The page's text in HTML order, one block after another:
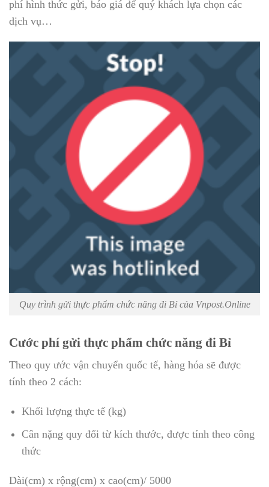
phí hình thức gửi, báo giá để quý khách lựa chọn các
dịch vụ…
Quy trình gửi thực phẩm chức năng đi Bỉ của Vnpost.Online
Cước phí gửi thực phẩm chức năng đi Bỉ
Theo quy ước vận chuyển quốc tế, hàng hóa sẽ được
tính theo 2 cách:
Khối lượng thực tế (kg)
Cân nặng quy đổi từ kích thước, được tính theo công
thức
Dài(cm) x rộng(cm) x cao(cm)/ 5000